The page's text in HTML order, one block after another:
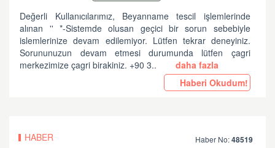
Değerli Kullanıcılarımız, Beyanname tescil işlemlerinde
alınan '' *-Sistemde olusan geçici bir sorun sebebiyle
islemlerinize devam edilemiyor. Lütfen tekrar deneyiniz.
Sorununuzun devam etmesi durumunda lütfen çagri
merkezimize çagri birakiniz. +90 3..
daha fazla
Haberi Okudum!
HABER Haber No:48519